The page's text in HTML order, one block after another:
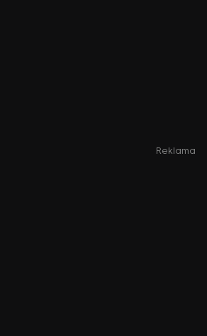
Reklama